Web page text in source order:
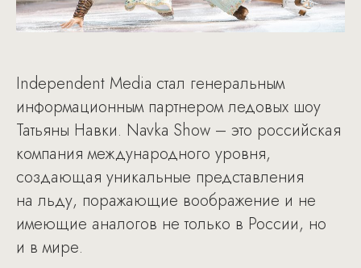
Independent Media стал генеральным
информационным партнером ледовых шоу
Татьяны Навки. Navka Show – это российская
компания международного уровня,
создающая уникальные представления
на льду, поражающие воображение и не
имеющие аналогов не только в России, но
и в мире.